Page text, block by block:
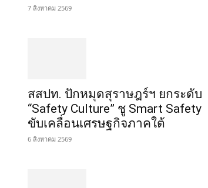
7 สิงหาคม 2569
สสปท. ปักหมุดสุราษฎร์ฯ ยกระดับ
“Safety Culture” ชู Smart Safety
ขับเคลื่อนเศรษฐกิจภาคใต้
6 สิงหาคม 2569